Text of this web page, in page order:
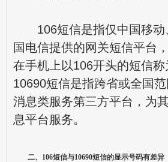
106短信是指仅中国移动
国电信提供的网关短信平台
在手机上以106开头的短信
10690短信是指跨省或全国
消息类服务第三方平台，为
息平台服务。
二、106短信与10690短信的显示号码有差异